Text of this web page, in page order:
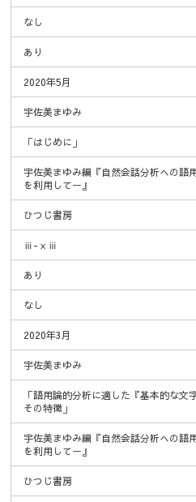
なし
あり
2020年5月
宇佐美まゆみ
「はじめに」
宇佐美まゆみ編『自然会話分析への語
を利用してー』
ひつじ書房
ⅲ-ⅹⅲ
あり
なし
2020年3月
宇佐美まゆみ
「語用論的分析に適した『基本的な文
その特徴」
宇佐美まゆみ編『自然会話分析への語
を利用してー』
ひつじ書房